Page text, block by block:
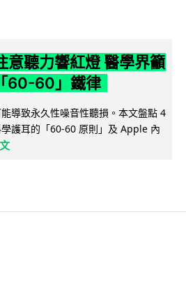
意聽力響紅燈 醫學界籲
60-60」鐵律
導致永久性噪音性聽損。本文盤點 4
護耳的「60-60 原則」及 Apple 內